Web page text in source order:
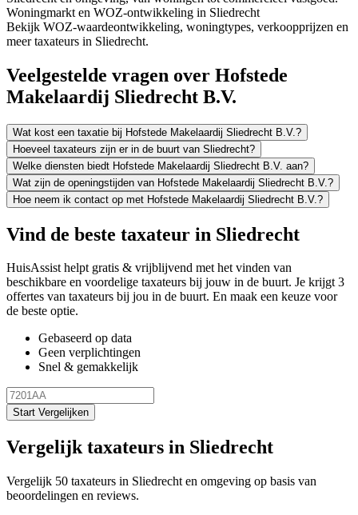
Woningmarkt en WOZ-ontwikkeling in Sliedrecht
Bekijk WOZ-waardeontwikkeling, woningtypes, verkoopprijzen en
meer taxateurs in Sliedrecht.
Veelgestelde vragen over Hofstede
Makelaardij Sliedrecht B.V.
Wat kost een taxatie bij Hofstede Makelaardij Sliedrecht B.V.?
Hoeveel taxateurs zijn er in de buurt van Sliedrecht?
Welke diensten biedt Hofstede Makelaardij Sliedrecht B.V. aan?
Wat zijn de openingstijden van Hofstede Makelaardij Sliedrecht B.V.?
Hoe neem ik contact op met Hofstede Makelaardij Sliedrecht B.V.?
Vind de beste taxateur in Sliedrecht
HuisAssist helpt gratis & vrijblijvend met het vinden van
beschikbare en voordelige taxateurs bij jouw in de buurt. Je krijgt 3
offertes van taxateurs bij jou in de buurt. En maak een keuze voor
de beste optie.
Gebaseerd op data
Geen verplichtingen
Snel & gemakkelijk
Start Vergelijken
Vergelijk taxateurs in Sliedrecht
Vergelijk 50 taxateurs in Sliedrecht en omgeving op basis van
beoordelingen en reviews.